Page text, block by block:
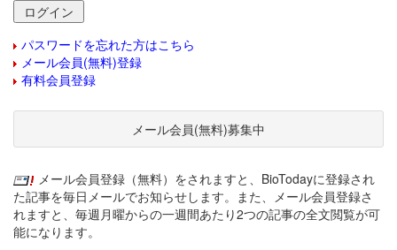
パスワードを忘れた方はこちら
メール会員(無料)登録
有料会員登録
メール会員(無料)募集中
メール会員登録（無料）をされますと、BioTodayに登録され
た記事を毎日メールでお知らせします。また、メール会員登録さ
れますと、毎週月曜からの一週間あたり2つの記事の全文閲覧が可
能になります。